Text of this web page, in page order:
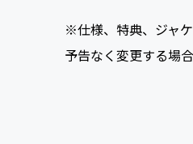
※仕様、特典、ジャ
予告なく変更する場